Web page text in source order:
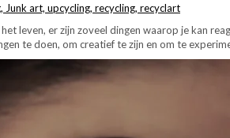
het leven, er zijn zoveel dingen waarop je kan
te doen, om creatief te zijn en om te